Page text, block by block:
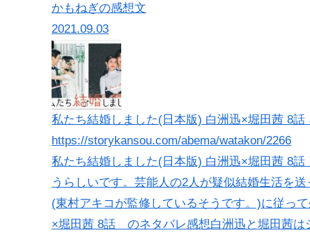
かもねぎの感想文
2021.09.03
私たち結婚しました(日本版) 白洲迅×堀田茜 8
https://storykansou.com/abema/watakon/2266
私たち結婚しました(日本版) 白洲迅×堀田茜 8
うらしいです。芸能人の2人が疑似結婚生活を
(東村アキコが監修しているそうです。)に従っ
×堀田茜 8話 のネタバレ感想白洲迅と堀田茜は